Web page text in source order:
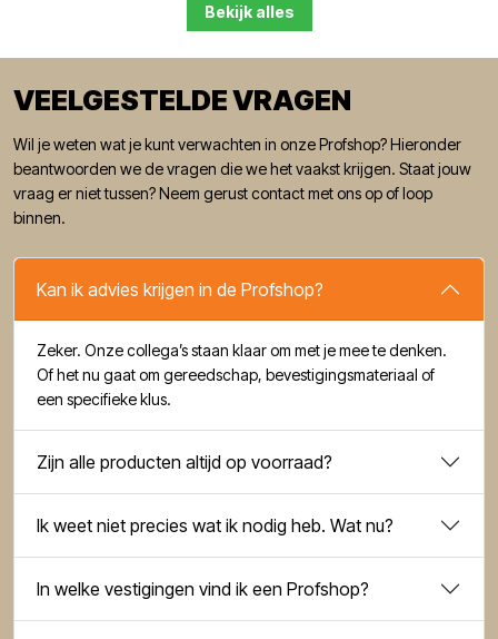
Bekijk alles
VEELGESTELDE VRAGEN
Wil je weten wat je kunt verwachten in onze Profshop? Hieronder
beantwoorden we de vragen die we het vaakst krijgen. Staat jouw
vraag er niet tussen? Neem gerust contact met ons op of loop
binnen.
Kan ik advies krijgen in de Profshop?
Zeker. Onze collega’s staan klaar om met je mee te denken.
Of het nu gaat om gereedschap, bevestigingsmateriaal of
een specifieke klus.
Zijn alle producten altijd op voorraad?
Ik weet niet precies wat ik nodig heb. Wat nu?
In welke vestigingen vind ik een Profshop?